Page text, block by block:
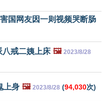
国网友因一则视频哭断肠
八戒二姨上床 🖼️ 2023/8/28
上身 🖼️ 2023/8/28 (94,030次)